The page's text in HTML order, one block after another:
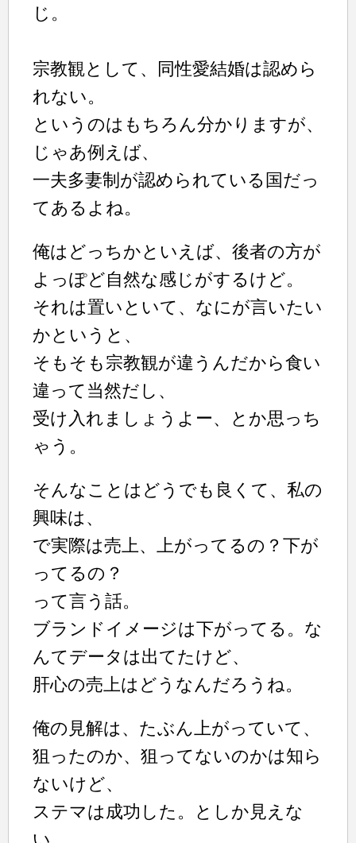
じ。
宗教観として、同性愛結婚は認めら
れない。
というのはもちろん分かりますが、
じゃあ例えば、
一夫多妻制が認められている国だっ
てあるよね。
俺はどっちかといえば、後者の方が
よっぽど自然な感じがするけど。
それは置いといて、なにが言いたい
かというと、
そもそも宗教観が違うんだから食い
違って当然だし、
受け入れましょうよー、とか思っち
ゃう。
そんなことはどうでも良くて、私の
興味は、
で実際は売上、上がってるの？下が
ってるの？
って言う話。
ブランドイメージは下がってる。な
んてデータは出てたけど、
肝心の売上はどうなんだろうね。
俺の見解は、たぶん上がっていて、
狙ったのか、狙ってないのかは知ら
ないけど、
ステマは成功した。としか見えな